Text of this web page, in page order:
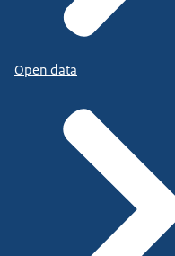
Open data